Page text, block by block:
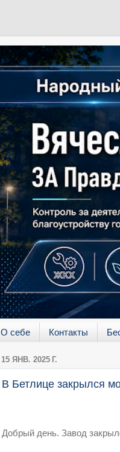
О себе Контакты
15 ЯНВ. 2025 Г.
В Бетлице закрылся
Добрый день. Завод